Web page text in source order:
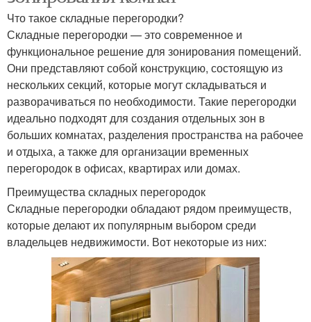
Что такое складные перегородки?
Складные перегородки — это современное и
функциональное решение для зонирования помещений.
Они представляют собой конструкцию, состоящую из
нескольких секций, которые могут складываться и
разворачиваться по необходимости. Такие перегородки
идеально подходят для создания отдельных зон в
больших комнатах, разделения пространства на рабочее
и отдыха, а также для организации временных
перегородок в офисах, квартирах или домах.
Преимущества складных перегородок
Складные перегородки обладают рядом преимуществ,
которые делают их популярным выбором среди
владельцев недвижимости. Вот некоторые из них: